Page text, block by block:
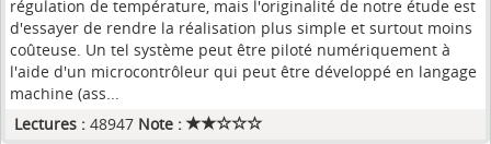
régulation de température, mais l'originalité de notre étude est
d'essayer de rendre la réalisation plus simple et surtout moins
coûteuse. Un tel système peut être piloté numériquement à
l'aide d'un microcontrôleur qui peut être développé en langage
machine (ass...
Lectures : 48947 Note :